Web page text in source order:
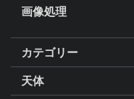
画像処理
カテゴリー
天体